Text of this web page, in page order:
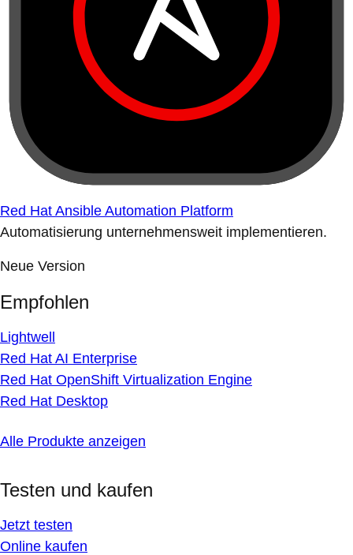
Red Hat Ansible Automation Platform
Automatisierung unternehmensweit implementieren.
Neue Version
Empfohlen
Lightwell
Red Hat AI Enterprise
Red Hat OpenShift Virtualization Engine
Red Hat Desktop
Alle Produkte anzeigen
Testen und kaufen
Jetzt testen
Online kaufen